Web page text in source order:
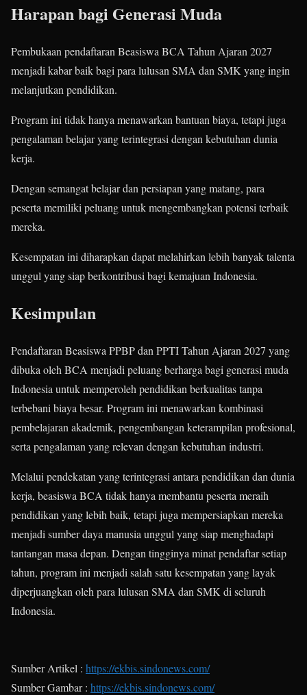
Harapan bagi Generasi Muda
Pembukaan pendaftaran Beasiswa BCA Tahun Ajaran 2027
menjadi kabar baik bagi para lulusan SMA dan SMK yang ingin
melanjutkan pendidikan.
Program ini tidak hanya menawarkan bantuan biaya, tetapi juga
pengalaman belajar yang terintegrasi dengan kebutuhan dunia
kerja.
Dengan semangat belajar dan persiapan yang matang, para
peserta memiliki peluang untuk mengembangkan potensi terbaik
mereka.
Kesempatan ini diharapkan dapat melahirkan lebih banyak talenta
unggul yang siap berkontribusi bagi kemajuan Indonesia.
Kesimpulan
Pendaftaran Beasiswa PPBP dan PPTI Tahun Ajaran 2027 yang
dibuka oleh BCA menjadi peluang berharga bagi generasi muda
Indonesia untuk memperoleh pendidikan berkualitas tanpa
terbebani biaya besar. Program ini menawarkan kombinasi
pembelajaran akademik, pengembangan keterampilan profesional,
serta pengalaman yang relevan dengan kebutuhan industri.
Melalui pendekatan yang terintegrasi antara pendidikan dan dunia
kerja, beasiswa BCA tidak hanya membantu peserta meraih
pendidikan yang lebih baik, tetapi juga mempersiapkan mereka
menjadi sumber daya manusia unggul yang siap menghadapi
tantangan masa depan. Dengan tingginya minat pendaftar setiap
tahun, program ini menjadi salah satu kesempatan yang layak
diperjuangkan oleh para lulusan SMA dan SMK di seluruh
Indonesia.
Sumber Artikel : https://ekbis.sindonews.com/
Sumber Gambar : https://ekbis.sindonews.com/